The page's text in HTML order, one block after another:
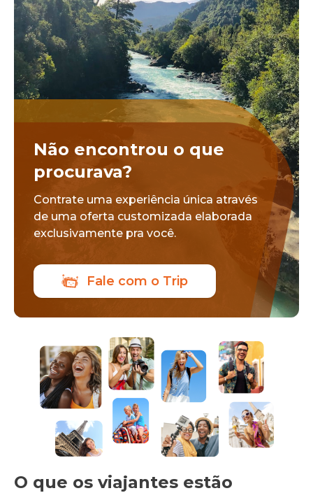
Não encontrou o que
procurava?
Contrate uma experiência única através
de uma oferta customizada elaborada
exclusivamente pra você.
Fale com o Trip
O que os viajantes estão